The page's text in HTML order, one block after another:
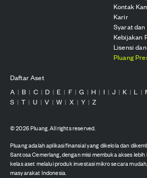
Kontak
Karir
Syarat
Kebijakan
Lisensi
Pluang
Daftar Aset
A | B | C | D | E | F | G | H | I | J | K | L |
S | T | U | V | W | X | Y | Z
©2026Pluang. All rights reserved.
Pluang adalah aplikasi finansial yang dikelola dan
Santosa Cemerlang, dengan misi membuka akses
kelas aset melalui produk investasi mikro secara
masyarakat Indonesia.